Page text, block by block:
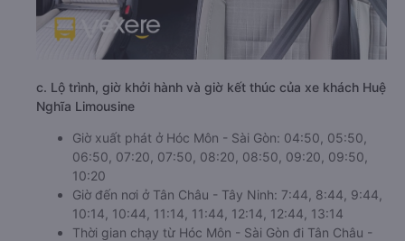
c. Lộ trình, giờ khởi hành và giờ kết thúc của xe khách Huệ
Nghĩa Limousine
Giờ xuất phát ở Hóc Môn - Sài Gòn: 04:50, 05:50,
06:50, 07:20, 07:50, 08:20, 08:50, 09:20, 09:50,
10:20
Giờ đến nơi ở Tân Châu - Tây Ninh: 7:44, 8:44, 9:44,
10:14, 10:44, 11:14, 11:44, 12:14, 12:44, 13:14
Thời gian chạy từ Hóc Môn - Sài Gòn đi Tân Châu -